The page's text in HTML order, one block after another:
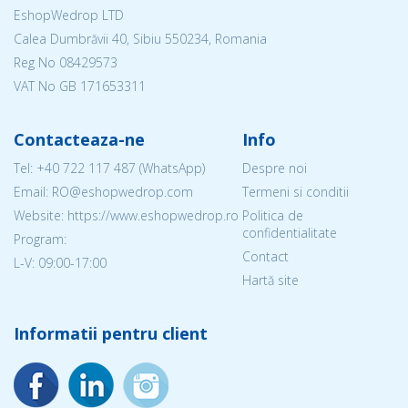
EshopWedrop LTD
Calea Dumbrăvii 40, Sibiu 550234, Romania
Reg No 08429573
VAT No GB 171653311
Contacteaza-ne
Tel: +40 722 117 487 (WhatsApp)
Email: RO@eshopwedrop.com
Website: https://www.eshopwedrop.ro
Program:
L-V: 09:00-17:00
Info
Despre noi
Termeni si conditii
Politica de
confidentialitate
Contact
Hartă site
Informatii pentru client